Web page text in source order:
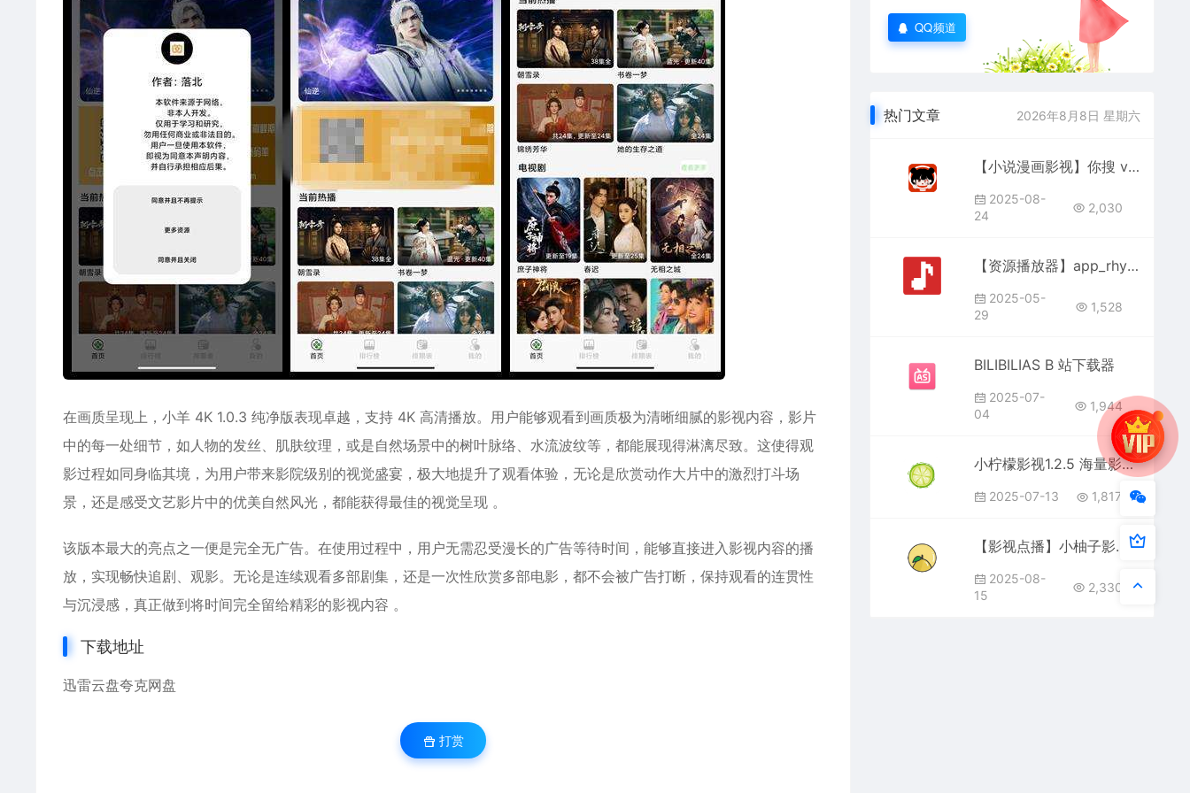
在画质呈现上，小羊 4K 1.0.3 纯净版表现卓越，支持 4K 高清播放。用户能够观看到画质极为清晰细腻的影视内容，影片
中的每一处细节，如人物的发丝、肌肤纹理，或是自然场景中的树叶脉络、水流波纹等，都能展现得淋漓尽致。这使得观
影过程如同身临其境，为用户带来影院级别的视觉盛宴，极大地提升了观看体验，无论是欣赏动作大片中的激烈打斗场
景，还是感受文艺影片中的优美自然风光，都能获得最佳的视觉呈现 。
该版本最大的亮点之一便是完全无广告。在使用过程中，用户无需忍受漫长的广告等待时间，能够直接进入影视内容的播
放，实现畅快追剧、观影。无论是连续观看多部剧集，还是一次性欣赏多部电影，都不会被广告打断，保持观看的连贯性
与沉浸感，真正做到将时间完全留给精彩的影视内容 。
下载地址
迅雷云盘夸克网盘
打赏
QQ频道
热门文章 2026年8月8日 星期六
【小说漫画影视】你搜 v1.2.5 纯净版
2025-08-
24
2,030
【资源播放器】app_rhyme 1.0.9
2025-05-
29
1,528
BILIBILIAS B 站下载器
2025-07-
04
1,944
小柠檬影视1.2.5 海量影视播放
2025-07-13 1,817
【影视点播】小柚子影视-4.3.4 纯净版
2025-08-
15
2,330